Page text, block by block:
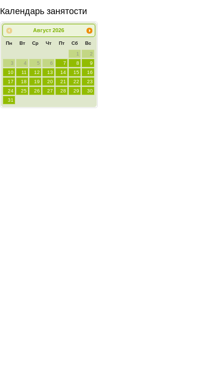
Календарь занятости
Август 2026
Пн Вт Ср Чт Пт Сб Вс
1
2
3
4 5 6 7 8
9
10
11 12 13 14 15
16
17
18 19 20 21 22
23
24
25 26 27 28 29
30
31